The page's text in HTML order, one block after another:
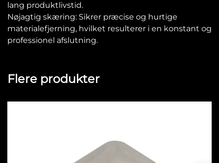
lang produktlivstid.
Nøjagtig skæring: Sikrer præcise og hurtige
materialefjerning, hvilket resulterer i en konstant og
professionel afslutning.
Flere produkter